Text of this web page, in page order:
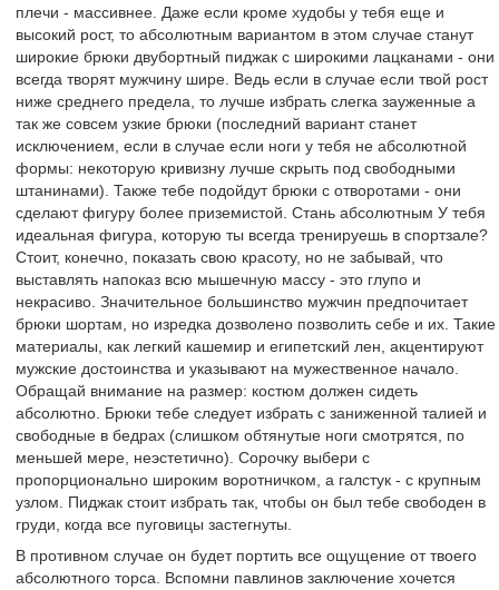
плечи - массивнее. Даже если кроме худобы у тебя еще и
высокий рост, то абсолютным вариантом в этом случае станут
широкие брюки двубортный пиджак с широкими лацканами - они
всегда творят мужчину шире. Ведь если в случае если твой рост
ниже среднего предела, то лучше избрать слегка зауженные а
так же совсем узкие брюки (последний вариант станет
исключением, если в случае если ноги у тебя не абсолютной
формы: некоторую кривизну лучше скрыть под свободными
штанинами). Также тебе подойдут брюки с отворотами - они
сделают фигуру более приземистой. Стань абсолютным У тебя
идеальная фигура, которую ты всегда тренируешь в спортзале?
Стоит, конечно, показать свою красоту, но не забывай, что
выставлять напоказ всю мышечную массу - это глупо и
некрасиво. Значительное большинство мужчин предпочитает
брюки шортам, но изредка дозволено позволить себе и их. Такие
материалы, как легкий кашемир и египетский лен, акцентируют
мужские достоинства и указывают на мужественное начало.
Обращай внимание на размер: костюм должен сидеть
абсолютно. Брюки тебе следует избрать с заниженной талией и
свободные в бедрах (слишком обтянутые ноги смотрятся, по
меньшей мере, неэстетично). Сорочку выбери с
пропорционально широким воротничком, а галстук - с крупным
узлом. Пиджак стоит избрать так, чтобы он был тебе свободен в
груди, когда все пуговицы застегнуты.
В противном случае он будет портить все ощущение от твоего
абсолютного торса. Вспомни павлинов заключение хочется